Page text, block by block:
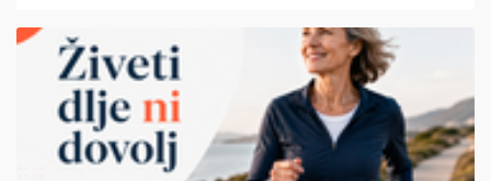
odločitvah, temveč v majhnih korakih.